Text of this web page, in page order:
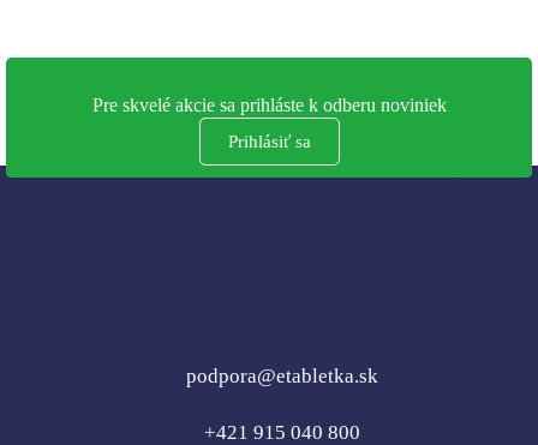
Pre skvelé akcie sa prihláste k odberu noviniek
Prihlásiť sa
podpora@etabletka.sk
+421 915 040 800